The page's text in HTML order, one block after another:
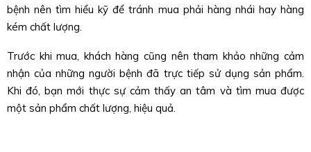
bệnh nên tìm hiểu kỹ để tránh mua phải hàng nhái hay hàng
kém chất lượng.
Trước khi mua, khách hàng cũng nên tham khảo những cảm
nhận của những người bệnh đã trực tiếp sử dụng sản phẩm.
Khi đó, bạn mới thực sự cảm thấy an tâm và tìm mua được
một sản phẩm chất lượng, hiệu quả.